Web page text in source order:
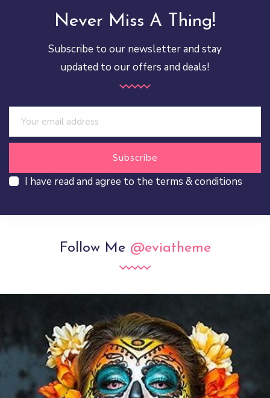
Never Miss A Thing!
Subscribe to our newsletter and stay
updated to our offers and deals!
I have read and agree to the terms & conditions
Follow Me @eviatheme